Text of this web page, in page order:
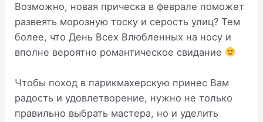
Возможно, новая прическа в феврале поможет
развеять морозную тоску и серость улиц? Тем
более, что День Всех Влюбленных на носу и
вполне вероятно романтическое свидание
Чтобы поход в парикмахерскую принес Вам
радость и удовлетворение, нужно не только
правильно выбрать мастера, но и уделить